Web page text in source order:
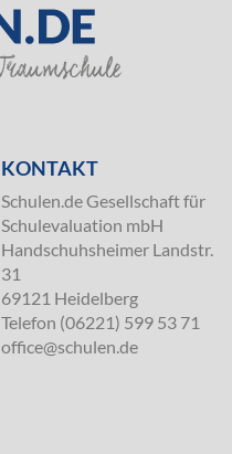
KONTAKT
Schulen.de Gesellschaft für
Schulevaluation mbH
Handschuhsheimer Landstr.
31
69121 Heidelberg
Telefon (06221) 599 53 71
office@schulen.de